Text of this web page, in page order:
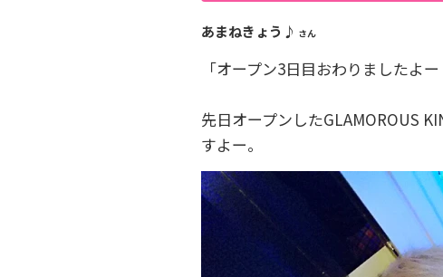
あまねきょう♪ さん
「オープン3日目おわりましたよー
先日オープンしたGLAMOROUS
すよー。